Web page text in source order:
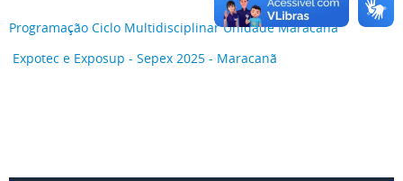
Programação Ciclo Multidisciplinar Unidade Maracanã
Expotec e Exposup - Sepex 2025 - Maracanã